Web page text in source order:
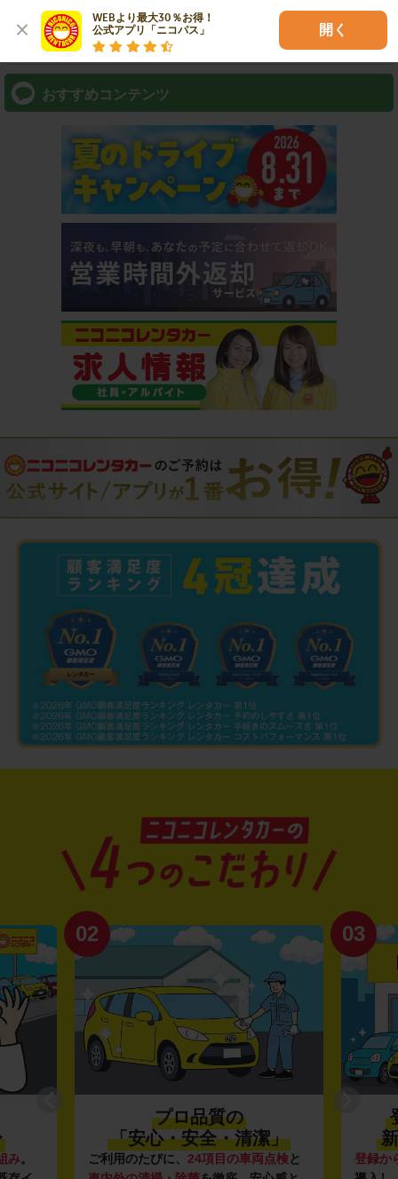
WEBより最大30％お得！
公式アプリ「ニコパス」
開く
⇒ アプリなら最短3分スピード出発！
おすすめコンテンツ
み。
02
プロ品質の
「安心・安全・清潔」
ご利用のたびに、 24項目の車両点検と
03
登録か